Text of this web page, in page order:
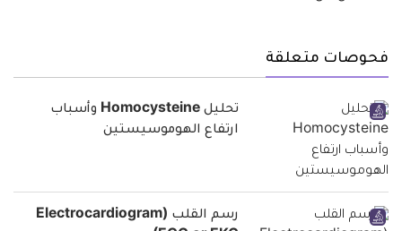
فحوصات متعلقة
تحليل Homocysteine وأسباب
ارتفاع الهوموسيستين
رسم القلب (Electrocardiogram